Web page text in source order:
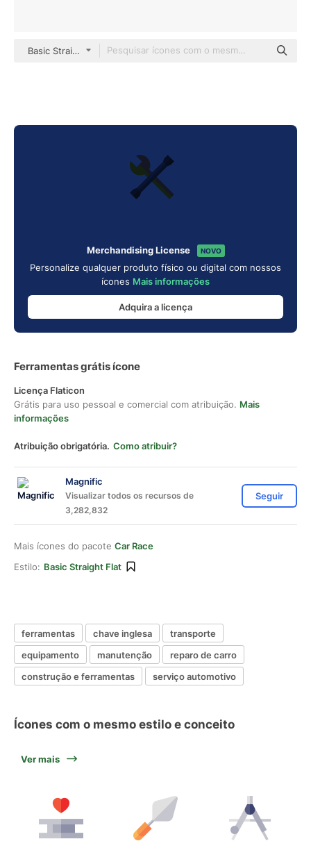
Basic Straight Flat
Merchandising License NOVO
Personalize qualquer produto físico ou digital com nossos
ícones Mais informações
Adquira a licença
Ferramentas grátis ícone
Licença Flaticon
Grátis para uso pessoal e comercial com atribuição. Mais
informações
Atribuição obrigatória. Como atribuir?
Magnific
Visualizar todos os recursos de
3,282,832
Seguir
Mais ícones do pacote Car Race
Estilo: Basic Straight Flat
ferramentas chave inglesa
transporte
equipamento
manutenção
reparo de carro
construção e ferramentas
serviço automotivo
Ícones com o mesmo estilo e conceito
Ver mais